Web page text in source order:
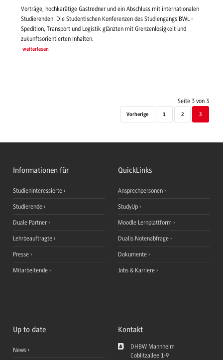
Vorträge, hochkarätige Gastredner und ein Abschluss mit internationalen
Studierenden: Die Studentischen Konferenzen des Studiengangs BWL -
Spedition, Transport und Logistik glänzten mit Grenzenlosigkeit und
zukunftsorientierten Inhalten.
weiterlesen
Seite 3 von 3
Vorherige 1 2 3
Informationen für
Studieninteressierte
Studierende
Duale Partner
Lehrbeauftragte
Presse
Mitarbeitende
QuickLinks
Ansprechpersonen
StudyUp
Moodle Lernplattform
Dualis Notenabfrage
Dokumente
Jobs & Karriere
Up to date
News
Kontakt
DHBW Mannheim
Coblitzallee 1-9